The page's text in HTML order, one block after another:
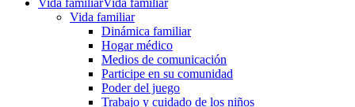
Vida familiarVida familiar
Vida familiar
Dinámica familiar
Hogar médico
Medios de comunicación
Participe en su comunidad
Poder del juego
Trabajo y cuidado de los niños